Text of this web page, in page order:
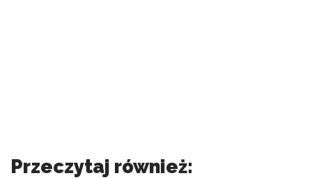
Przeczytaj również: